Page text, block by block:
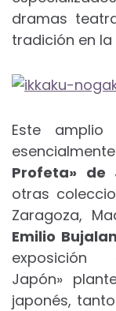
dramas
tradición en
Este
Profeta» de
otras
Zaragoza,
Emilio
exposición
Japón»
japonés,